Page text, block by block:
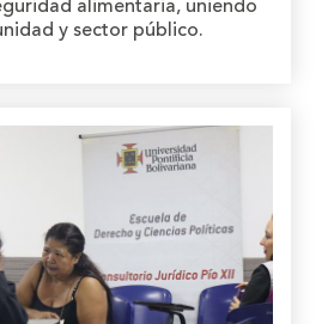
alimentaria, uniendo
y sector público.